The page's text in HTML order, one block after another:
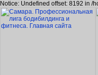
Notice: Undefined offset: 8192 in /